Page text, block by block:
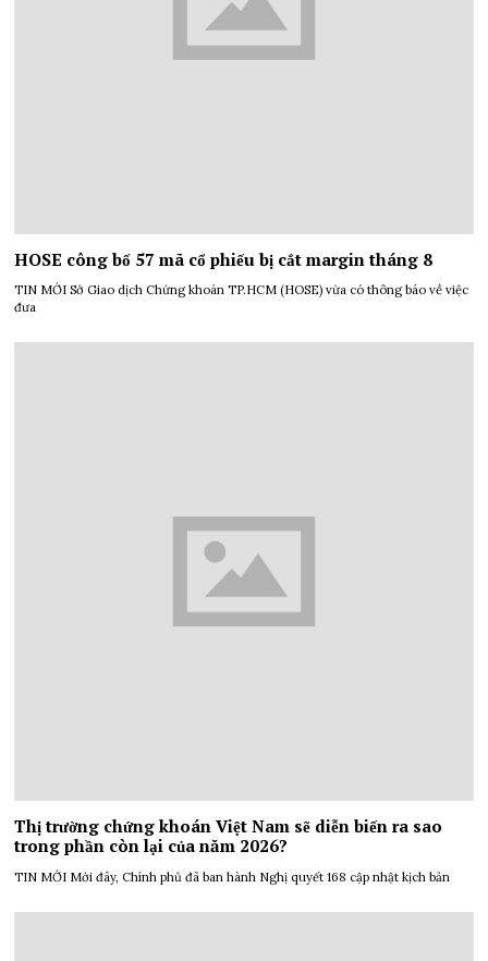
HOSE công bố 57 mã cổ phiếu bị cắt margin tháng 8
TIN MỚI Sở Giao dịch Chứng khoán TP.HCM (HOSE) vừa có thông báo về việc
đưa
Thị trường chứng khoán Việt Nam sẽ diễn biến ra sao
trong phần còn lại của năm 2026?
TIN MỚI Mới đây, Chính phủ đã ban hành Nghị quyết 168 cập nhật kịch bản